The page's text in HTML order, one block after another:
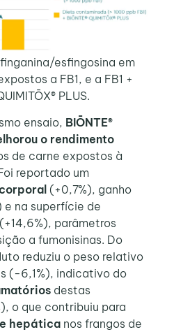
esfingosina em
a FB1, e a FB1 +
PLUS.
ensaio, BIŌNTE®
o rendimento
de carne expostos à
reportado um
(+0,7%), ganho
e na superfície de
parâmetros
a fumonisinas. Do
reduziu o peso relativo
(-6,1%), indicativo do
destas
o que contribuiu para
hepáticanos frangos de